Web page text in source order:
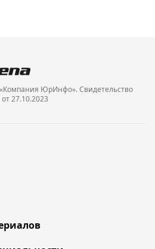
ЮрИнфо». Cвидетельство
27.10.2023